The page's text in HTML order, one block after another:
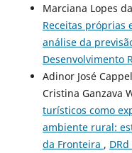
Marciana Lopes
Receitas próprias
análise da
Desenvolvimento
Adinor José
Cristina Ganzava
turísticos como
ambiente rural:
da Fronteira ,